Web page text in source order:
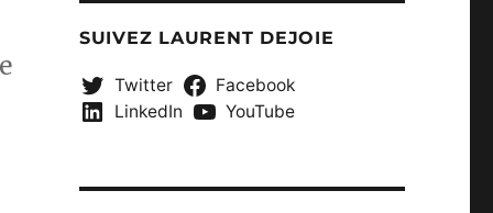
SUIVEZ LAURENT DEJOIE
Twitter
Facebook
LinkedIn
YouTube